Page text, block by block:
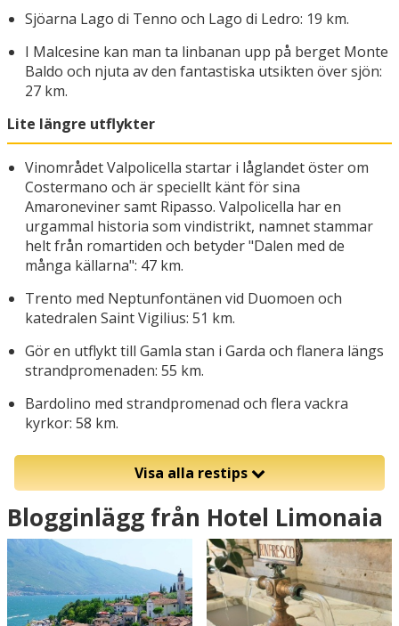
Sjöarna Lago di Tenno och Lago di Ledro: 19 km.
I Malcesine kan man ta linbanan upp på berget Monte
Baldo och njuta av den fantastiska utsikten över sjön:
27 km.
Lite längre utflykter
Vinområdet Valpolicella startar i låglandet öster om
Costermano och är speciellt känt för sina
Amaroneviner samt Ripasso. Valpolicella har en
urgammal historia som vindistrikt, namnet stammar
helt från romartiden och betyder "Dalen med de
många källarna": 47 km.
Trento med Neptunfontänen vid Duomoen och
katedralen Saint Vigilius: 51 km.
Gör en utflykt till Gamla stan i Garda och flanera längs
strandpromenaden: 55 km.
Bardolino med strandpromenad och flera vackra
kyrkor: 58 km.
Visa alla restips
Blogginlägg från Hotel Limonaia